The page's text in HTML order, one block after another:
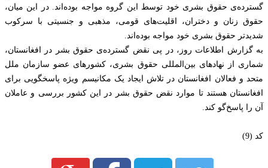
گسترده‌ی حقوق‌ بشری خود توسط این گروه مواجه بوده‌اند. در این میان،
حقوق زنان و دختران، اقلیت‌های قومی، مذهبی و جنسیتی با سرکوب
شدیدتر حقوق‌ بشری خود مواجه بوده‌اند.
به گزارش اطلاعات روز، در پی نقض گسترده‌ی حقوق‌ بشر در افغانستان،
شماری از نهادهای بین‌المللی حقوق‌ بشری، کشورهای عضو سازمان ملل
متحد و فعالان افغانستان در تلاش ایجاد یک مکانیسم ویژه پاسخگویی برای
افغانستان هستند تا موارد نقض حقوق‌ بشر در این کشور بررسی و عاملان
آن را پاسخ‌گو کند.
کد (9)